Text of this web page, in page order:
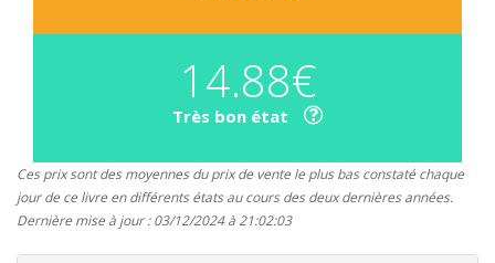
14.88€
Très bon état
Ces prix sont des moyennes du prix de vente le plus bas constaté chaque
jour de ce livre en différents états au cours des deux dernières années.
Dernière mise à jour : 03/12/2024 à 21:02:03